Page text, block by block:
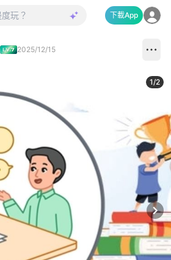
下載App
2025/12/15
1/2